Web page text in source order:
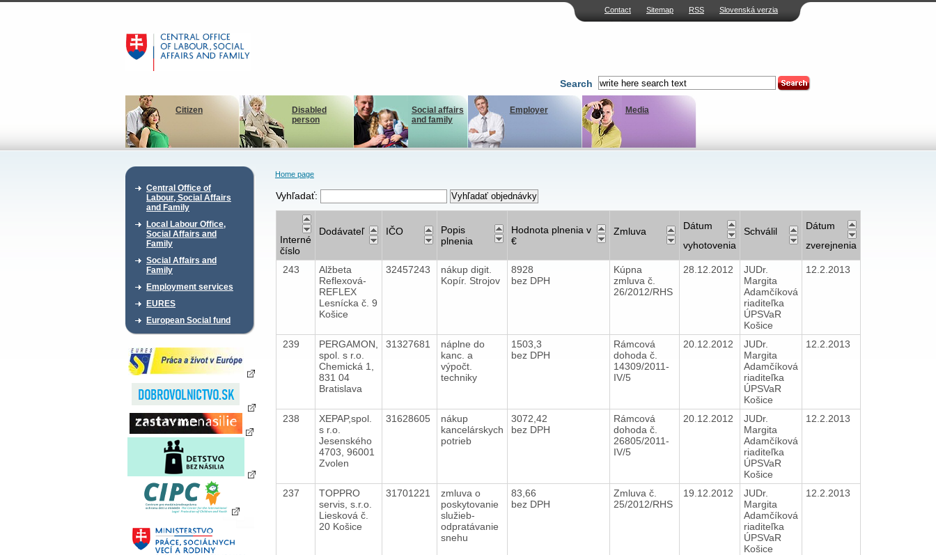
Contact Sitemap RSS Slovenská verzia
Search
Citizen
Disabled
person
Social affairs
and family
Employer Media
Central Office of
Labour, Social Affairs
and Family
Local Labour Office,
Social Affairs and
Family
Social Affairs and
Family
Employment services
EURES
European Social fund
Home page
Vyhľadať:
Interné
číslo
Dodávateľ IČO
Popis
plnenia
Hodnota plnenia v
€
Zmluva
Dátum
vyhotovenia
Schválil
Dátum
zverejnenia
243
Alžbeta
Reflexová-
REFLEX
Lesnícka č. 9
Košice
32457243
nákup digit.
Kopír. Strojov
8928
bez DPH
Kúpna
zmluva č.
26/2012/RHS
28.12.2012
JUDr.
Margita
Adamčíková
riaditeľka
ÚPSVaR
Košice
12.2.2013
239
PERGAMON,
spol. s r.o.
Chemická 1,
831 04
Bratislava
31327681
náplne do
kanc. a
výpočt.
techniky
1503,3
bez DPH
Rámcová
dohoda č.
14309/2011-
IV/5
20.12.2012
JUDr.
Margita
Adamčíková
riaditeľka
ÚPSVaR
Košice
12.2.2013
238
XEPAP,spol.
s r.o.
Jesenského
4703, 96001
Zvolen
31628605
nákup
kancelárskych
potrieb
3072,42
bez DPH
Rámcová
dohoda č.
26805/2011-
IV/5
20.12.2012
JUDr.
Margita
Adamčíková
riaditeľka
ÚPSVaR
Košice
12.2.2013
237
TOPPRO
servis, s.r.o.
Liesková č.
20 Košice
31701221
zmluva o
poskytovanie
služieb-
odpratávanie
snehu
83,66
bez DPH
Zmluva č.
25/2012/RHS
19.12.2012
JUDr.
Margita
Adamčíková
riaditeľka
ÚPSVaR
Košice
12.2.2013